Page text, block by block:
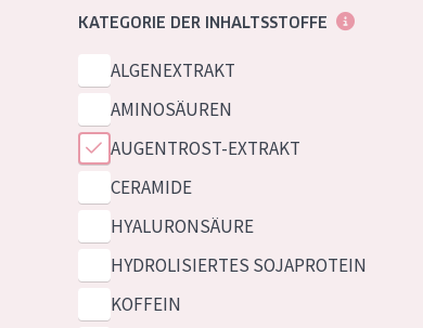
KATEGORIE DER INHALTSSTOFFE
ALGENEXTRAKT
AMINOSÄUREN
AUGENTROST-EXTRAKT
CERAMIDE
HYALURONSÄURE
HYDROLISIERTES SOJAPROTEIN
KOFFEIN